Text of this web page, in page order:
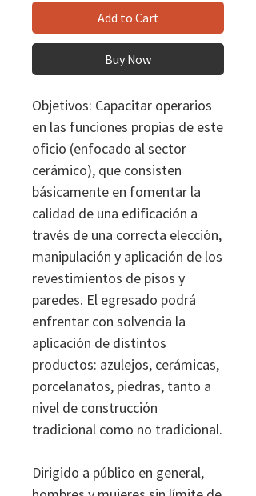
Add to Cart
Buy Now
Objetivos: Capacitar operarios
en las funciones propias de este
oficio (enfocado al sector
cerámico), que consisten
básicamente en fomentar la
calidad de una edificación a
través de una correcta elección,
manipulación y aplicación de los
revestimientos de pisos y
paredes. El egresado podrá
enfrentar con solvencia la
aplicación de distintos
productos: azulejos, cerámicas,
porcelanatos, piedras, tanto a
nivel de construcción
tradicional como no tradicional.
Dirigido a público en general,